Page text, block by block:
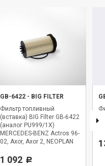
GB-6422 - BIG FILTER
Фильтр топливный
(вставка) BIG Filter GB-6422
(аналог PU999/1X)
MERCEDES-BENZ Actros 96-
02, Axor, Axor 2, NEOPLAN
1 092 Р